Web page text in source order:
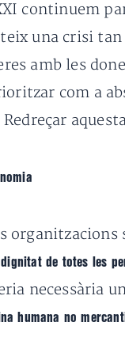
continuem
una crisi
amb les
com a
organitzacions
de totes les
necessària
humana no